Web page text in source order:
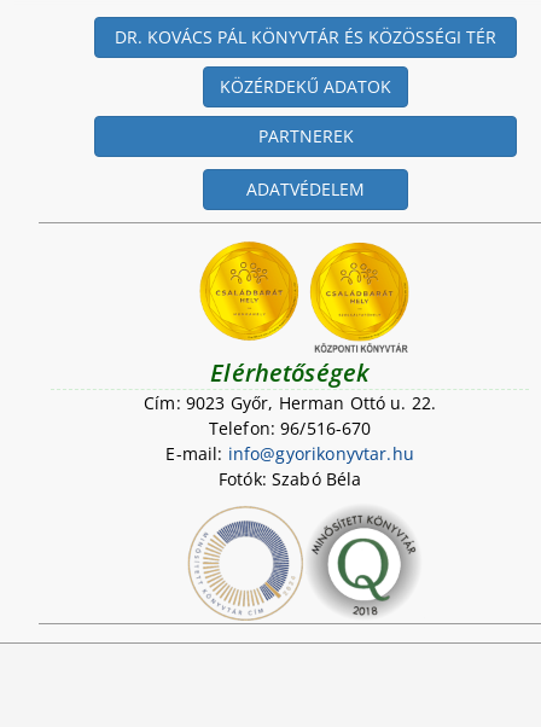
DR. KOVÁCS PÁL KÖNYVTÁR ÉS KÖZÖSSÉGI TÉR
KÖZÉRDEKŰ ADATOK
PARTNEREK
ADATVÉDELEM
Elérhetőségek
Cím: 9023 Győr, Herman Ottó u. 22.
Telefon: 96/516-670
E-mail: info@gyorikonyvtar.hu
Fotók: Szabó Béla